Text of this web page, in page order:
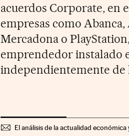
acuerdos Corporate, en
empresas como Abanca,
Mercadona o
emprendedor instalado
independientemente de
El análisis de la actualidad